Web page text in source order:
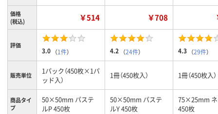
価格
(税込)
￥514 ￥708
評価
3.0 （1件） 4.2 （24件） 4.3 （29件）
販売単位
1パック（450枚×1パ
ッド入）
1冊（450枚入） 1冊（450枚入）
商品タイ
プ
50×50mm パステ
ルP 450枚
50×50mm パステ
ルY 450枚
75×25mm
450枚